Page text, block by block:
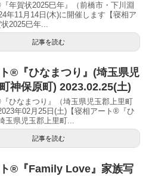
年賀状2025巳年』（前橋市・下川淵
年11月14日(木)に開催します【寝相ア
2025巳年...
記事を読む
®︎『ひなまつり』(埼玉県児
神保原町) 2023.02.25(土)
ひなまつり』（埼玉県児玉郡上里町
年02月25日(土)【寝相アート®︎『ひ
玉県児玉郡上里町...
記事を読む
®『Family Love』家族写